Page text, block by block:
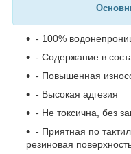
- 100%
- Содержание в
- Повышенная
- Высокая адгезия
- Не токсична, без
- Приятная по
резиновая